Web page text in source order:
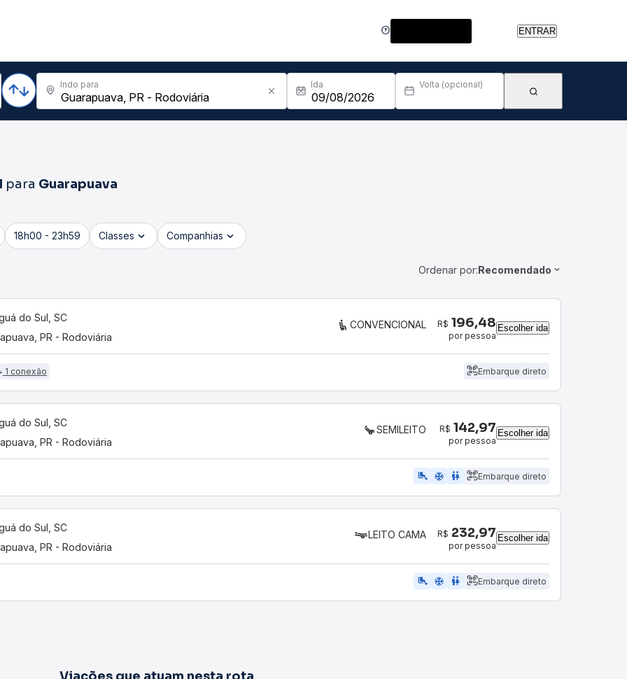
ENTRAR
Indo para Ida Volta (opcional)
para Guarapuava
18h00 - 23h59 Classes Companhias
Ordenar por:Recomendado
do Sul, SC
PR - Rodoviária
CONVENCIONAL R$ 196,48
por pessoa
Escolher ida
1 conexão Embarque direto
do Sul, SC
PR - Rodoviária
SEMILEITO R$ 142,97
por pessoa
Escolher ida
airline_seat_legroom_extra ac_unit WC Embarque direto
do Sul, SC
PR - Rodoviária
LEITO CAMA R$ 232,97
por pessoa
Escolher ida
airline_seat_legroom_extra ac_unit wc Embarque direto